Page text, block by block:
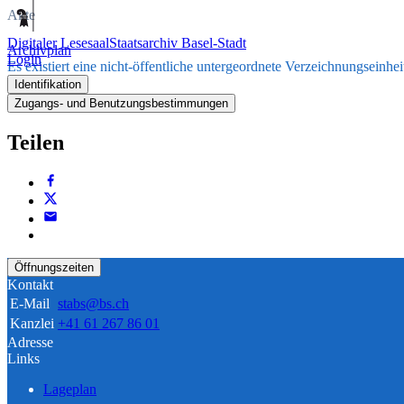
Digitaler LesesaalStaatsarchiv Basel-Stadt
Login
Akte
Archivplan
Es existiert eine nicht-öffentliche untergeordnete
Identifikation
Zugangs- und Benutzungsbestimmungen
Teilen
Öffnungszeiten
Kontakt
E-Mail stabs@bs.ch
Kanzlei +41 61 267 86 01
Adresse
Links
Lageplan